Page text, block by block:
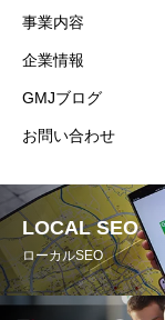
事業内容
企業情報
GMJブログ
お問い合わせ
LOCAL SEO
ローカルSEO